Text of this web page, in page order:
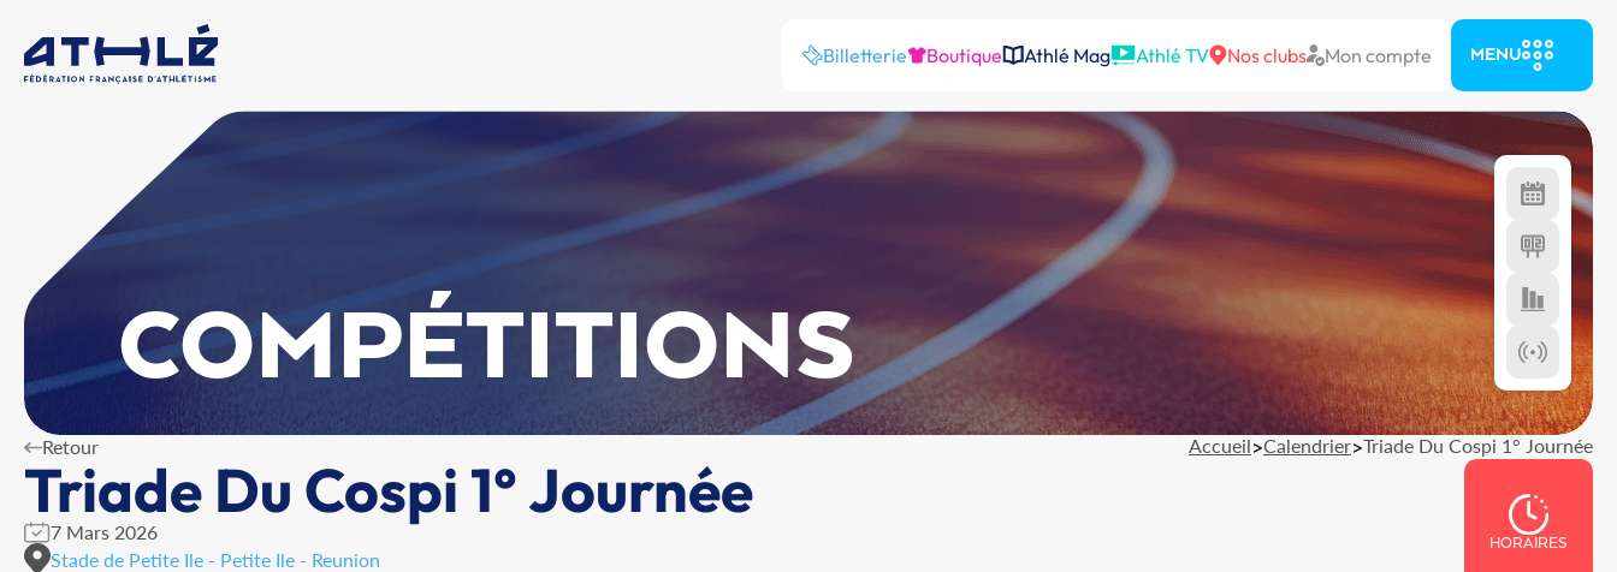
Billetterie Boutique Athlé Mag Athlé TV Nos clubs Mon compte MENU
COMPÉTITIONS
Retour Accueil>Calendrier>Triade Du Cospi 1° Journée
Triade Du Cospi 1° Journée
7 Mars 2026
Stade de Petite Ile - Petite Ile - Reunion
HORAIRES